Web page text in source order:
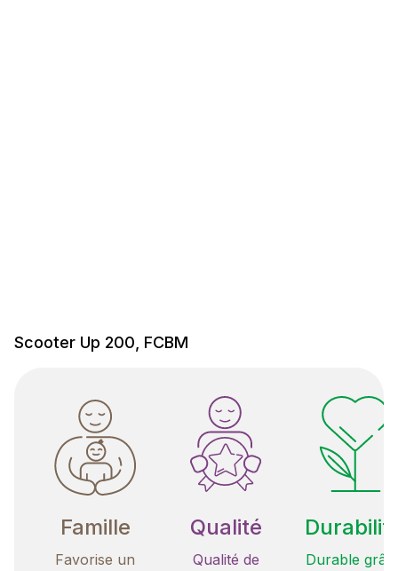
Scooter Up 200, FCBM
Famille
Favorise un
Qualité
Qualité de
Durable